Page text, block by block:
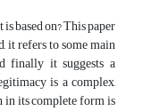
based on? This paper
it refers to some main
finally it suggests a
is a complex,
its complete form is